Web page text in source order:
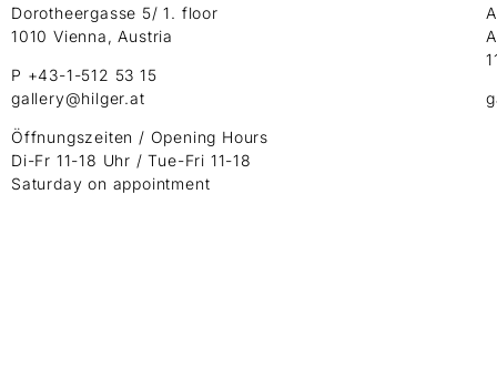
Dorotheergasse 5/ 1. floor
1010 Vienna, Austria
P +43-1-512 53 15
gallery@hilger.at
Öffnungszeiten / Opening Hours
Di-Fr 11-18 Uhr / Tue-Fri 11-18
Saturday on appointment